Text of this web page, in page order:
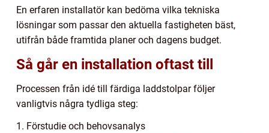
En erfaren installatör kan bedöma vilka tekniska
lösningar som passar den aktuella fastigheten bäst,
utifrån både framtida planer och dagens budget.
Så går en installation oftast till
Processen från idé till färdiga laddstolpar följer
vanligtvis några tydliga steg:
1. Förstudie och behovsanalys